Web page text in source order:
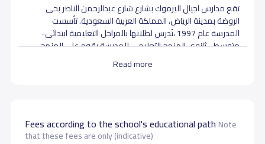
Read more
تقع مدارس اجيال اليرموك بشارع شارع عبدالرحمن الناصر بحى
الروضة بمدينة الرياض، المملكة العربية السعودية. تأسست
المدرسة عام 1997 ،تُدرس لطلابها بالمراحل التعليمية ابتدائى-
متوسط - ثانوى المنهج التعليمي للمدرسة يقوم على المنهج
أهلية - لا منهجية محدودة بالإضافة الى المنهج الموضوع من
قبل وزارة التعليم السعودية لمادتي اللغة العربية والتربية
School data need to correct?Share to correct any inaccurate
data
Fees according to the school's educational pathNote
that these fees are only (indicative)